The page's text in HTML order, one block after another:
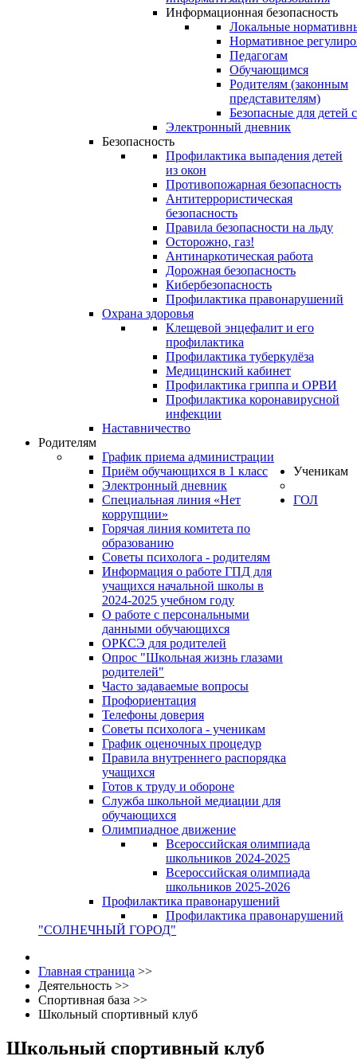
Информационная безопасность
Локальные
Нормативное
Педагогам
Обучающимся
Родителям (законным
представителям)
Безопасные для детей
Электронный дневник
Безопасность
Профилактика выпадения детей
из окон
Противопожарная безопасность
Антитеррористическая
безопасность
Правила безопасности на льду
Осторожно, газ!
Антинаркотическая работа
Дорожная безопасность
Кибербезопасность
Профилактика правонарушений
Охрана здоровья
Клещевой энцефалит и его
профилактика
Профилактика туберкулёза
Медицинский кабинет
Профилактика гриппа и ОРВИ
Профилактика коронавирусной
инфекции
Наставничество
Родителям
График приема администрации
Приём обучающихся в 1 класс
Электронный дневник
Специальная линия «Нет
коррупции»
Горячая линия комитета по
образованию
Советы психолога - родителям
Информация о работе ГПД для
учащихся начальной школы в
2024-2025 учебном году
О работе с персональными
данными обучающихся
ОРКСЭ для родителей
Опрос "Школьная жизнь глазами
родителей"
Часто задаваемые вопросы
Ученикам
Профориентация
Телефоны доверия
Советы психолога - ученикам
График оценочных процедур
Правила внутреннего распорядка
учащихся
Готов к труду и обороне
Служба школьной медиации для
обучающихся
Олимпиадное движение
Всероссийская олимпиада
школьников 2024-2025
Всероссийская олимпиада
школьников 2025-2026
Профилактика правонарушений
Профилактика правонарушений
ГОЛ
"СОЛНЕЧНЫЙ ГОРОД"
Главная страница >>
Деятельность >>
Спортивная база >>
Школьный спортивный клуб
Школьный спортивный клуб